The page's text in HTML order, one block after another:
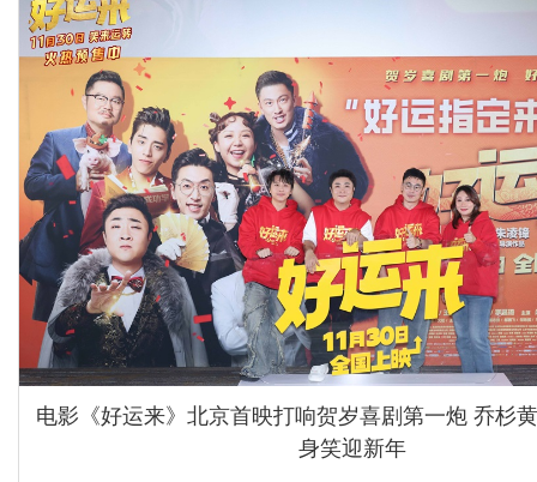
电影《好运来》北京首映打响贺岁喜剧第一炮 乔杉
身笑迎新年